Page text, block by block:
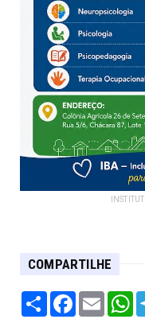
COMPARTILHE
Share Facebook
Email